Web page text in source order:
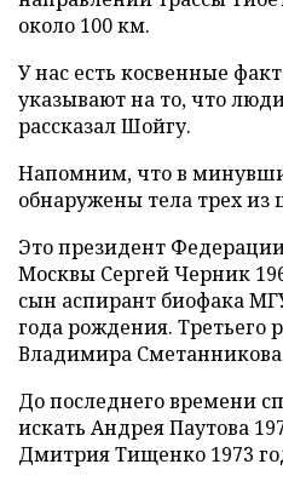
около 100 км.
У нас есть косвенные
указывают на то, что
рассказал Шойгу.
Напомним, что в
обнаружены тела трех из
Это президент
Москвы Сергей Черник
сын аспирант биофака
года рождения. Третьего
Владимира
До последнего времени
искать Андрея Паутова
Дмитрия Тищенко 1973